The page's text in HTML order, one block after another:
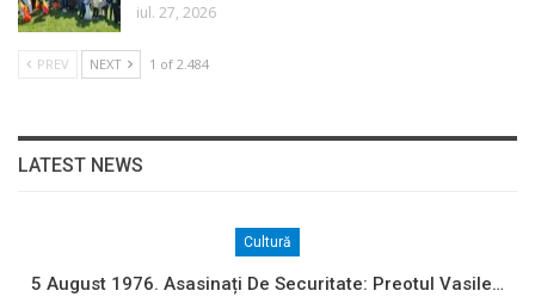
iul. 27, 2026
PREV NEXT 1 of 2.484
LATEST NEWS
Cultură
5 August 1976. Asasinați De Securitate: Preotul Vasile…